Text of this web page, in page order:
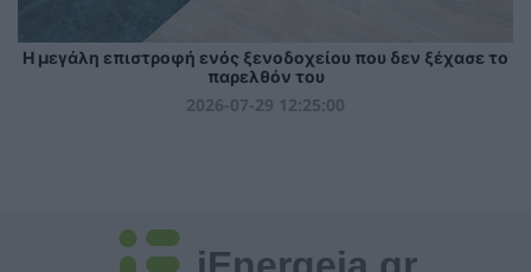
Η μεγάλη επιστροφή ενός ξενοδοχείου που δεν ξέχασε το
παρελθόν του
2026-07-29 12:25:00